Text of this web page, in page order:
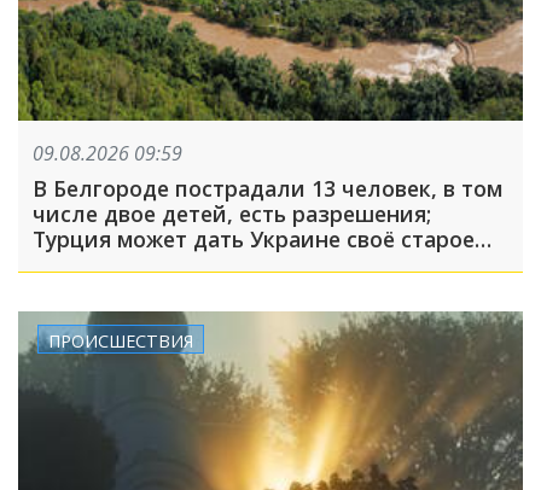
09.08.2026 09:59
В Белгороде пострадали 13 человек, в том
числе двое детей, есть разрешения;
Турция может дать Украине своё старое
оружие: что произошло, пока вы спали
ПРОИСШЕСТВИЯ